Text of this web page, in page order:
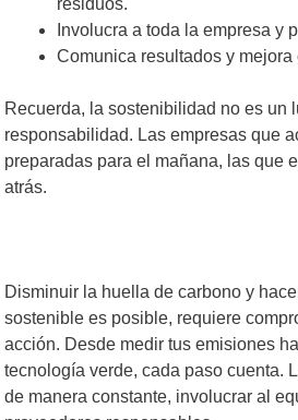
residuos.
Involucra a toda la empresa y
Comunica resultados y mejora
Recuerda, la sostenibilidad no es un
responsabilidad. Las empresas que
preparadas para el mañana, las que
atrás.
Disminuir la huella de carbono y
sostenible es posible, requiere
acción. Desde medir tus emisiones
tecnología verde, cada paso cuenta.
de manera constante, involucrar al